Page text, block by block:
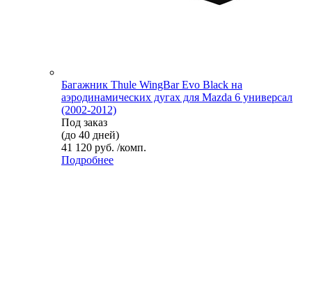
Багажник Thule WingBar Evo Black на
аэродинамических дугах для Mazda 6 универсал
(2002-2012)
Под заказ
(до 40 дней)
41 120 руб. /комп.
Подробнее